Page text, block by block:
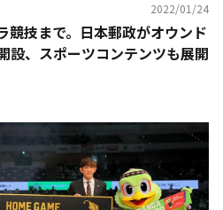
2022/01/24
競技まで。日本郵政がオウンド
設、スポーツコンテンツも展開